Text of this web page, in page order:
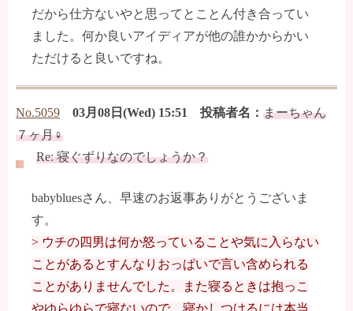
だから仕方ないやと思ってとことん付き合ってい
ました。何か良いアイディアが他の誰かからかい
ただけると良いですね。
No.5059 03月08日(Wed) 15:51 投稿者名： まーちゃん
７ヶ月♀
Re: 寝ぐずりなのでしょうか？
babybluesさん、早速のお返事ありがとうございま
す。
> ウチの四男は何か怒っていることや気に入らない
ことがあるとすんなりおっぱいで言い含められる
ことがありませんでした。また寝るときは抱っこ